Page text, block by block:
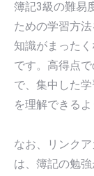
簿記3級の難易
ための学習方
知識がまった
です。高得点
で、集中した
を理解できる
なお、リンク
は、簿記の勉